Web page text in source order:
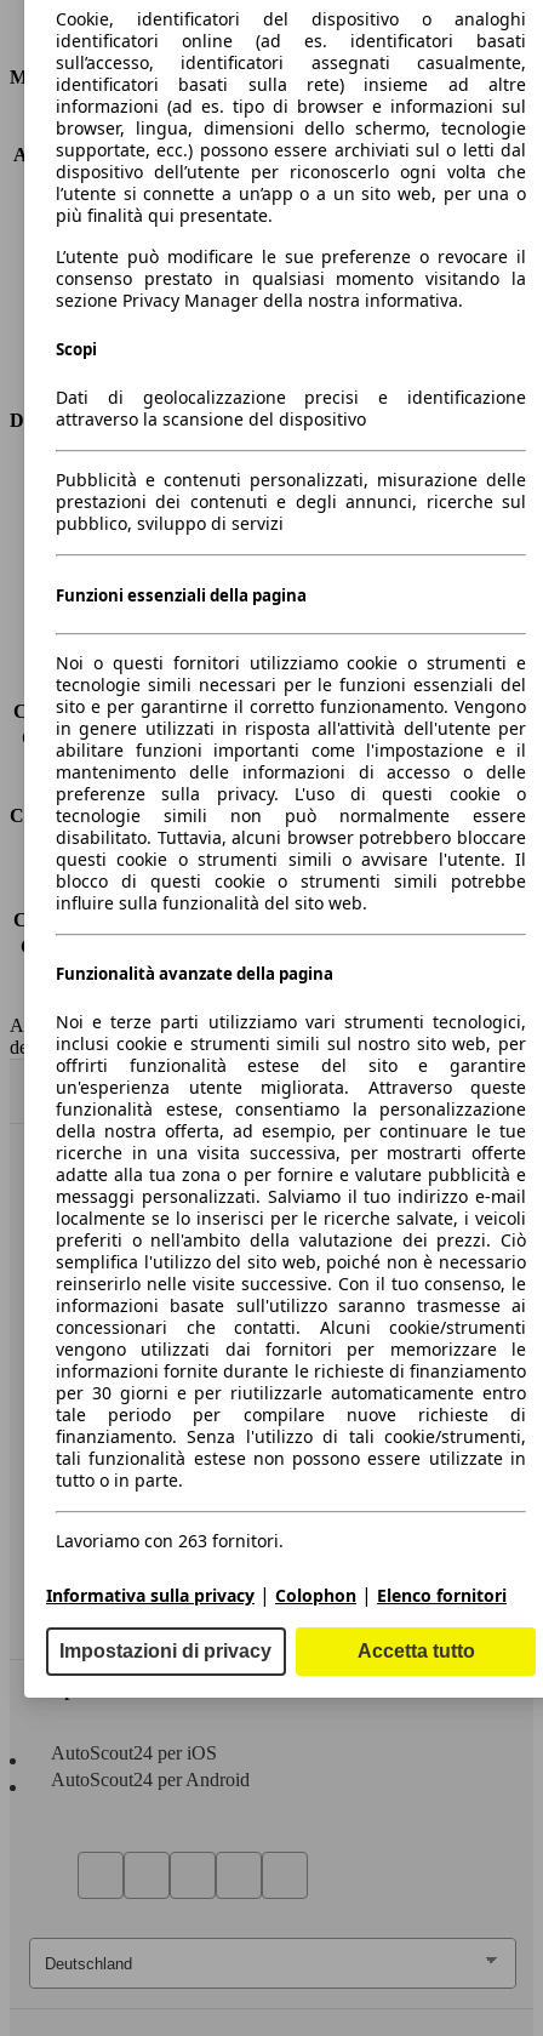
Consumi
Motore e Prestazioni
KW (PS)
74 kW (100 PS)
Accelerazione (0-100 km/h) 10.7s
Velocità massima (km/h)
186 km/h
Numero di marce
5
Cilindrata
998 ccm
Carburante
Benzina
Trasmissione
Dimensioni
Lunghezza
4070 mm
Altezza
1450 mm
Larghezza
1730 mm
Passo
2580 mm
Carico massimo
445 kg
Porte
5
Sedili
5
Carico sul tetto
-
Capacità di traino (senza freni) -
Capacità di traino (con freni)
1000 kg
Volume del bagagliaio
325 - 980 l
Consumi
Emissioni di CO2*
102 g/km (komb.)
Consumo (urbano)
5.2 l/100km
Consumo (extra-urbano)
Consumo (combinato)*
Classe di emissione
Euro 6
AutoScout24 non si assume alcuna responsabilità per la correttezza
dei dati.
Torna su
Benvenuti su AutoScout24, il mercato auto europeo.
Società
A proposito di AutoScout24
Stampa
Media
Condizioni generali
Informazioni
Dichiarazione di Accessibilità
Servizi
Area rivenditori
AutoScout24 per iOS
AutoScout24 per Android
Cookie, identificatori del dispositivo o analoghi
identificatori online (ad es. identificatori basati
sull’accesso, identificatori assegnati casualmente,
identificatori basati sulla rete) insieme ad altre
informazioni (ad es. tipo di browser e informazioni sul
browser, lingua, dimensioni dello schermo, tecnologie
supportate, ecc.) possono essere archiviati sul o letti dal
dispositivo dell’utente per riconoscerlo ogni volta che
l’utente si connette a un’app o a un sito web, per una o
più finalità qui presentate.
L’utente può modificare le sue preferenze o revocare il
consenso prestato in qualsiasi momento visitando la
sezione Privacy Manager della nostra informativa.
Scopi
Dati di geolocalizzazione precisi e identificazione
attraverso la scansione del dispositivo
Pubblicità e contenuti personalizzati, misurazione delle
prestazioni dei contenuti e degli annunci, ricerche sul
pubblico, sviluppo di servizi
Funzioni essenziali della pagina
Noi o questi fornitori utilizziamo cookie o strumenti e
tecnologie simili necessari per le funzioni essenziali del
sito e per garantirne il corretto funzionamento. Vengono
in genere utilizzati in risposta all'attività dell'utente per
abilitare funzioni importanti come l'impostazione e il
mantenimento delle informazioni di accesso o delle
preferenze sulla privacy. L'uso di questi cookie o
tecnologie simili non può normalmente essere
disabilitato. Tuttavia, alcuni browser potrebbero bloccare
questi cookie o strumenti simili o avvisare l'utente. Il
blocco di questi cookie o strumenti simili potrebbe
influire sulla funzionalità del sito web.
Funzionalità avanzate della pagina
Noi e terze parti utilizziamo vari strumenti tecnologici,
inclusi cookie e strumenti simili sul nostro sito web, per
offrirti funzionalità estese del sito e garantire
un'esperienza utente migliorata. Attraverso queste
funzionalità estese, consentiamo la personalizzazione
della nostra offerta, ad esempio, per continuare le tue
ricerche in una visita successiva, per mostrarti offerte
adatte alla tua zona o per fornire e valutare pubblicità e
messaggi personalizzati. Salviamo il tuo indirizzo e-mail
localmente se lo inserisci per le ricerche salvate, i veicoli
preferiti o nell'ambito della valutazione dei prezzi. Ciò
semplifica l'utilizzo del sito web, poiché non è necessario
reinserirlo nelle visite successive. Con il tuo consenso, le
informazioni basate sull'utilizzo saranno trasmesse ai
concessionari che contatti. Alcuni cookie/strumenti
vengono utilizzati dai fornitori per memorizzare le
informazioni fornite durante le richieste di finanziamento
per 30 giorni e per riutilizzarle automaticamente entro
tale periodo per compilare nuove richieste di
finanziamento. Senza l'utilizzo di tali cookie/strumenti,
tali funzionalità estese non possono essere utilizzate in
tutto o in parte.
Lavoriamo con 263 fornitori.
Informativa sulla privacy | Colophon | Elenco fornitori
Impostazioni di privacy Accetta tutto